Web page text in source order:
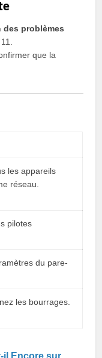
problèmes
que la
les appareils
réseau.
pilotes
du pare-
les bourrages.
il Encore sur